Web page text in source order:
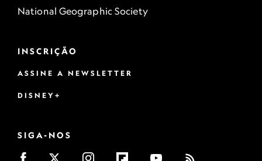
National Geographic Society
INSCRIÇÃO
ASSINE A NEWSLETTER
DISNEY+
SIGA-NOS